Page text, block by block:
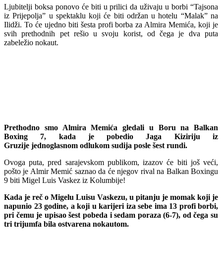
Ljubitelji boksa ponovo će biti u prilici da uživaju u borbi “Tajsona
iz Prijepolja” u spektaklu koji će biti održan u hotelu “Malak” na
Ilidži. To će ujedno biti šesta profi borba za Almira Memića, koji je
svih prethodnih pet rešio u svoju korist, od čega je dva puta
zabeležio nokaut.
Prethodno smo Almira Memića gledali u Boru na Balkan
Boxing 7, kada je pobedio Jaga Kiziriju iz
Gruzije jednoglasnom odlukom sudija posle šest rundi.
Ovoga puta, pred sarajevskom publikom, izazov će biti još veći,
pošto je Almir Memić saznao da će njegov rival na Balkan Boxingu
9 biti Migel Luis Vaskez iz Kolumbije!
Kada je reč o Migelu Luisu Vaskezu, u pitanju je momak koji je
napunio 23 godine, a koji u karijeri iza sebe ima 13 profi borbi,
pri čemu je upisao šest pobeda i sedam poraza (6-7), od čega su
tri trijumfa bila ostvarena nokautom.